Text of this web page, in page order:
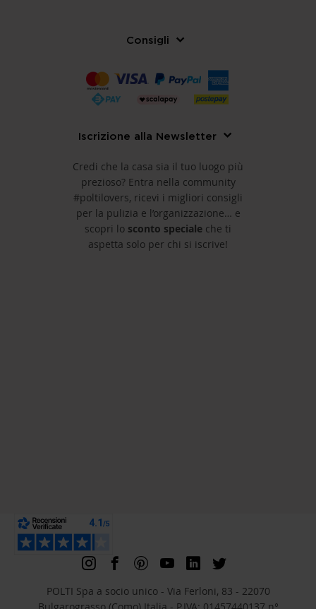
Consigli
Iscrizione alla Newsletter
Credi che la casa sia il tuo luogo più
prezioso? Entra nella community
#poltilovers, ricevi i migliori consigli
per la pulizia e l’organizzazione… e
scopri lo sconto speciale che ti
aspetta solo per chi si iscrive!
POLTI Spa a socio unico - Via Ferloni, 83 - 22070